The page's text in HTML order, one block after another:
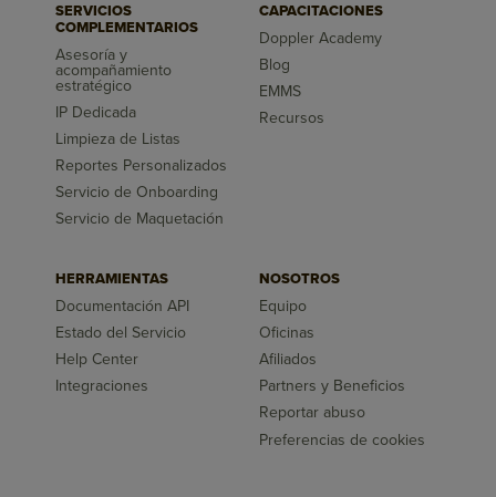
SERVICIOS
COMPLEMENTARIOS
Asesoría y
acompañamiento
estratégico
IP Dedicada
Limpieza de Listas
Reportes Personalizados
Servicio de Onboarding
Servicio de Maquetación
CAPACITACIONES
Doppler Academy
Blog
EMMS
Recursos
HERRAMIENTAS
Documentación API
Estado del Servicio
Help Center
Integraciones
NOSOTROS
Equipo
Oficinas
Afiliados
Partners y Beneficios
Reportar abuso
Preferencias de cookies